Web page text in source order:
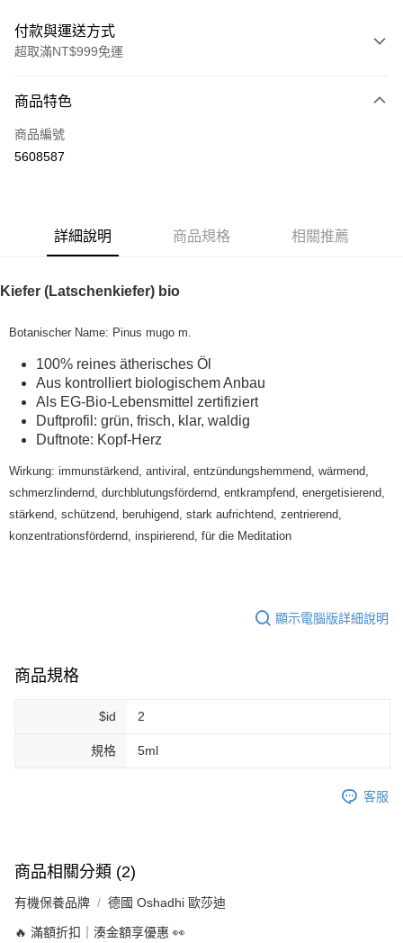
付款與運送方式
超取滿NT$999免運
信用卡一次付款
超商取貨付款
街口支付
運送方式
全家取貨付款
每筆NT$80，滿NT$999(含以上)免運費
全家純取貨 (先付款
每筆NT$80，滿NT$999(含以上)免運費
7-11取貨付款
每筆NT$100，滿NT$999(含以上)免運費
商品特色
商品編號
5608587
詳細說明 商品規格 相關推薦
Kiefer (Latschenkiefer) bio
Botanischer Name: Pinus mugo m.
100% reines ätherisches Öl
Aus kontrolliert biologischem Anbau
Als EG-Bio-Lebensmittel zertifiziert
Duftprofil: grün, frisch, klar, waldig
Duftnote: Kopf-Herz
Wirkung: immunstärkend, antiviral, entzündungshemmend, wärmend,
schmerzlindernd, durchblutungsfördernd, entkrampfend, energetisierend,
stärkend, schützend, beruhigend, stark aufrichtend, zentrierend,
konzentrationsfördernd, inspirierend, für die Meditation
顯示電腦版詳細說明
商品規格
$id 2
規格 5ml
客服
商品相關分類 (2)
有機保養品牌 德國 Oshadhi 歐莎迪
🔥 滿額折扣｜湊金額享優惠 👀